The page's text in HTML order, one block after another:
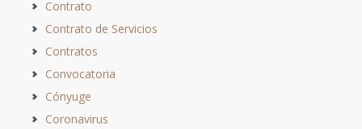
Contrato
Contrato de Servicios
Contratos
Convocatoria
Cónyuge
Coronavirus